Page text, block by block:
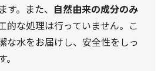
す。また、 自然由来の成分のみ
的な処理は行っていません。こ
な水をお届けし、安全性をしっ